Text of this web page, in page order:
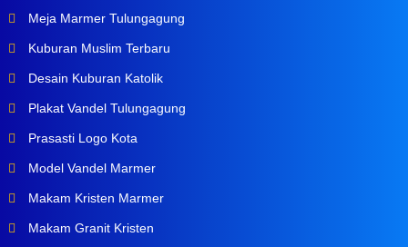
Meja Marmer Tulungagung
Kuburan Muslim Terbaru
Desain Kuburan Katolik
Plakat Vandel Tulungagung
Prasasti Logo Kota
Model Vandel Marmer
Makam Kristen Marmer
Makam Granit Kristen